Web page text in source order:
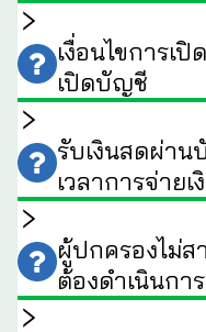
เงื่อนไขการเ
เปิดบัญชี
รับเงินสดผ่า
เวลาการจ่าย
ผู้ปกครองไม่ส
ต้องดำเนินกา